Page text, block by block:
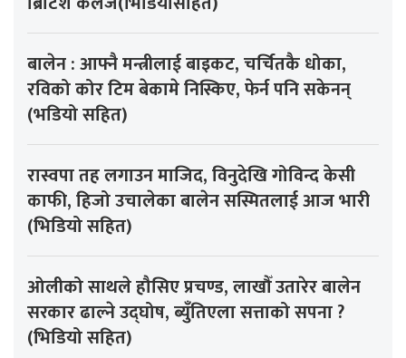
बालेन : आफ्नै मन्त्रीलाई बाइकट, चर्चितकै धोका,
रविको कोर टिम बेकामे निस्किए, फेर्न पनि सकेनन्
(भडियो सहित)
रास्वपा तह लगाउन माजिद, विनुदेखि गोविन्द केसी
काफी, हिजो उचालेका बालेन सस्मितलाई आज भारी
(भिडियो सहित)
ओलीको साथले हौसिए प्रचण्ड, लाखौँ उतारेर बालेन
सरकार ढाल्ने उद्घोष, ब्युँतिएला सत्ताको सपना ?
(भिडियो सहित)